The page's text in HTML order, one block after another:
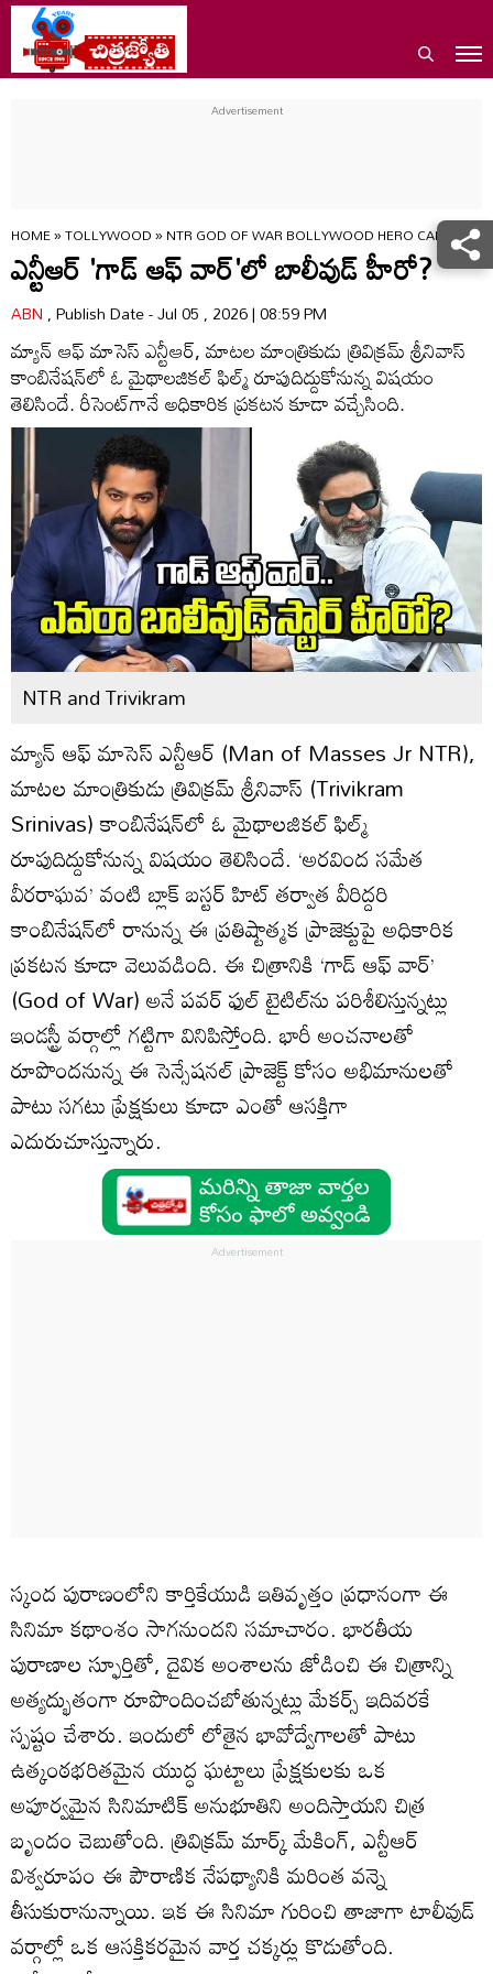
HOME»TOLLYWOOD»NTR GOD OF WAR BOLLYWOOD HERO CAMEO
ఎన్టీఆర్ 'గాడ్ ఆఫ్ వార్'లో బాలీవుడ్ హీరో?
ABN, Publish Date - Jul 05 , 2026 | 08:59 PM
మ్యాన్ ఆఫ్ మాసెస్ ఎన్టీఆర్, మాటల మాంత్రికుడు త్రివిక్రమ్ శ్రీనివాస్
కాంబినేషన్‌లో ఓ మైథాలజికల్ ఫిల్మ్ రూపుదిద్దుకోనున్న విషయం
తెలిసిందే. రీసెంట్‌గానే అధికారిక ప్రకటన కూడా వచ్చేసింది.
NTR and Trivikram
మ్యాన్ ఆఫ్ మాసెస్ ఎన్టీఆర్ (Man of Masses Jr NTR),
మాటల మాంత్రికుడు త్రివిక్రమ్ శ్రీనివాస్ (Trivikram
Srinivas) కాంబినేషన్‌లో ఓ మైథాలజికల్ ఫిల్మ్
రూపుదిద్దుకోనున్న విషయం తెలిసిందే. ‘అరవింద సమేత
వీరరాఘవ’ వంటి బ్లాక్ బస్టర్ హిట్ తర్వాత వీరిద్దరి
కాంబినేషన్‌లో రానున్న ఈ ప్రతిష్టాత్మక ప్రాజెక్టుపై అధికారిక
ప్రకటన కూడా వెలువడింది. ఈ చిత్రానికి ‘గాడ్ ఆఫ్ వార్’
(God of War) అనే పవర్ ఫుల్ టైటిల్‌ను పరిశీలిస్తున్నట్లు
ఇండస్ట్రీ వర్గాల్లో గట్టిగా వినిపిస్తోంది. భారీ అంచనాలతో
రూపొందనున్న ఈ సెన్సేషనల్ ప్రాజెక్ట్ కోసం అభిమానులతో
పాటు సగటు ప్రేక్షకులు కూడా ఎంతో ఆసక్తిగా
ఎదురుచూస్తున్నారు.
స్కంద పురాణంలోని కార్తికేయుడి ఇతివృత్తం ప్రధానంగా ఈ
సినిమా కథాంశం సాగనుందని సమాచారం. భారతీయ
పురాణాల స్ఫూర్తితో, దైవిక అంశాలను జోడించి ఈ చిత్రాన్ని
అత్యద్భుతంగా రూపొందించబోతున్నట్లు మేకర్స్ ఇదివరకే
స్పష్టం చేశారు. ఇందులో లోతైన భావోద్వేగాలతో పాటు
ఉత్కంఠభరితమైన యుద్ధ ఘట్టాలు ప్రేక్షకులకు ఒక
అపూర్వమైన సినిమాటిక్ అనుభూతిని అందిస్తాయని చిత్ర
బృందం చెబుతోంది. త్రివిక్రమ్ మార్క్ మేకింగ్, ఎన్టీఆర్
విశ్వరూపం ఈ పౌరాణిక నేపథ్యానికి మరింత వన్నె
తీసుకురానున్నాయి. ఇక ఈ సినిమా గురించి తాజాగా టాలీవుడ్
వర్గాల్లో ఒక ఆసక్తికరమైన వార్త చక్కర్లు కొడుతోంది.